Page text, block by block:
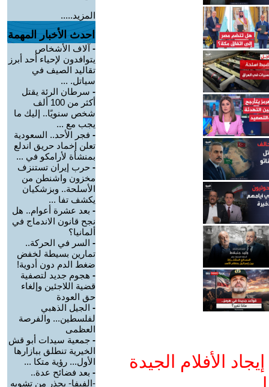
الأفلام الجيدة
المزيد.....
احدث الأخبار المهمة
- آلاف الأشخاص
يتوافدون لإحياء أحد أبرز
تقاليد الصيف في
سياتل. ...
- سرطان الرئة يقتل
أكثر من 100 ألف
شخص سنويًا.. إليك ما
يجب مع ...
- فجر الأحد.. السعودية
تعلن إخماد حريق اندلع
بمنشأة لأرامكو في ...
- حرب إيران تستنزف
مخزون واشنطن من
الأسلحة.. وبزشكيان
يكشف تفا ...
- بعد عشرة أعوام.. هل
نجح قانون الاندماج في
ألمانيا؟
- السر في الحركة..
تمارين بسيطة لخفض
ضغط الدم دون أدوية!
- هجوم جديد لتصفية
قضية اللاجئين وإلغاء
حق العودة
- الجيل الذهبي
لفلسطين... والفرصة
العظمى
- جمعية سيدات أبو قش
الخيرية تنطلق ببازارها
الأول... رؤية متكا ...
- بعد فضائح عدة..
-الفيفا- يحذر من تشويه